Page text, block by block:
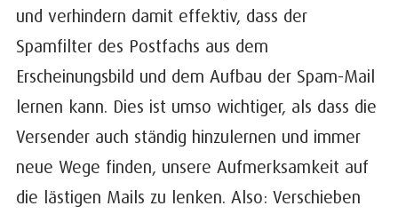
und verhindern damit effektiv, dass der
Spamfilter des Postfachs aus dem
Erscheinungsbild und dem Aufbau der Spam-Mail
lernen kann. Dies ist umso wichtiger, als dass die
Versender auch ständig hinzulernen und immer
neue Wege finden, unsere Aufmerksamkeit auf
die lästigen Mails zu lenken. Also: Verschieben